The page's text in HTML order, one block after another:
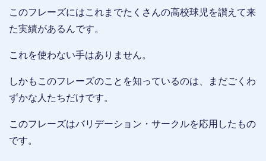
このフレーズにはこれまでたくさんの高校球児を讃えて来
た実績があるんです。
これを使わない手はありません。
しかもこのフレーズのことを知っているのは、まだごくわ
ずかな人たちだけです。
このフレーズはバリデーション・サークルを応用したもの
です。